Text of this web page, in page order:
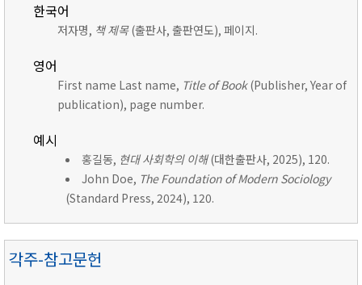
한국어
저자명, 책 제목(출판사, 출판연도), 페이지.
영어
First name Last name, Title of Book(Publisher, Year of
publication), page number.
예시
홍길동, 현대 사회학의 이해(대한출판사, 2025), 120.
John Doe, The Foundation of Modern Sociology
(Standard Press, 2024), 120.
각주-참고문헌